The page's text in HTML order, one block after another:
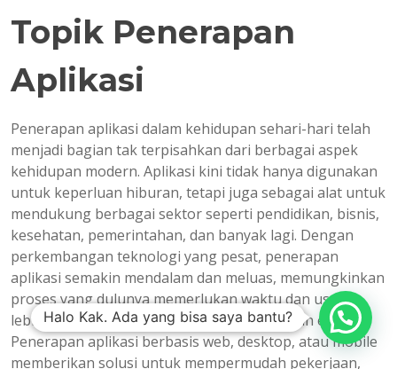
Topik Penerapan
Aplikasi
Penerapan aplikasi dalam kehidupan sehari-hari telah
menjadi bagian tak terpisahkan dari berbagai aspek
kehidupan modern. Aplikasi kini tidak hanya digunakan
untuk keperluan hiburan, tetapi juga sebagai alat untuk
mendukung berbagai sektor seperti pendidikan, bisnis,
kesehatan, pemerintahan, dan banyak lagi. Dengan
perkembangan teknologi yang pesat, penerapan
aplikasi semakin mendalam dan meluas, memungkinkan
proses yang dulunya memerlukan waktu dan usaha
lebih untuk dilakukan dengan lebih cepat dan efisien.
Penerapan aplikasi berbasis web, desktop, atau mobile
memberikan solusi untuk mempermudah pekerjaan,
Halo Kak. Ada yang bisa saya bantu?